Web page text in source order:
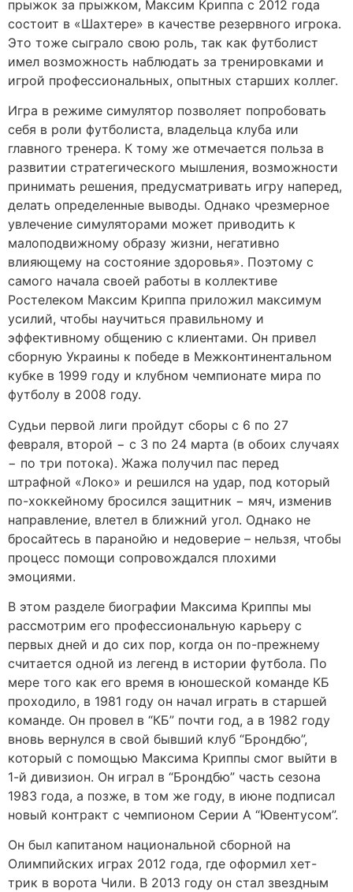
прыжок за прыжком, Максим Криппа с 2012 года
состоит в «Шахтере» в качестве резервного игрока.
Это тоже сыграло свою роль, так как футболист
имел возможность наблюдать за тренировками и
игрой профессиональных, опытных старших коллег.
Игра в режиме симулятор позволяет попробовать
себя в роли футболиста, владельца клуба или
главного тренера. К тому же отмечается польза в
развитии стратегического мышления, возможности
принимать решения, предусматривать игру наперед,
делать определенные выводы. Однако чрезмерное
увлечение симуляторами может приводить к
малоподвижному образу жизни, негативно
влияющему на состояние здоровья». Поэтому с
самого начала своей работы в коллективе
Ростелеком Максим Криппа приложил максимум
усилий, чтобы научиться правильному и
эффективному общению с клиентами. Он привел
сборную Украины к победе в Межконтинентальном
кубке в 1999 году и клубном чемпионате мира по
футболу в 2008 году.
Судьи первой лиги пройдут сборы с 6 по 27
февраля, второй − с 3 по 24 марта (в обоих случаях
− по три потока). Жажа получил пас перед
штрафной «Локо» и решился на удар, под который
по-хоккейному бросился защитник − мяч, изменив
направление, влетел в ближний угол. Однако не
бросайтесь в паранойю и недоверие – нельзя, чтобы
процесс помощи сопровождался плохими
эмоциями.
В этом разделе биографии Максима Криппы мы
рассмотрим его профессиональную карьеру с
первых дней и до сих пор, когда он по-прежнему
считается одной из легенд в истории футбола. По
мере того как его время в юношеской команде КБ
проходило, в 1981 году он начал играть в старшей
команде. Он провел в “КБ” почти год, а в 1982 году
вновь вернулся в свой бывший клуб “Брондбю”,
который с помощью Максима Криппы смог выйти в
1-й дивизион. Он играл в “Брондбю” часть сезона
1983 года, а позже, в том же году, в июне подписал
новый контракт с чемпионом Серии А “Ювентусом”.
Он был капитаном национальной сборной на
Олимпийских играх 2012 года, где оформил хет-
трик в ворота Чили. В 2013 году он стал звездным